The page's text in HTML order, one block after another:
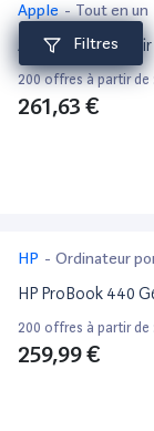
Filtres
Apple- Tout en un
Apple MacBook Air
200 offres à partir de :
261,63 €
HP - Ordinateur
HP ProBook 440
200 offres à partir de :
259,99 €